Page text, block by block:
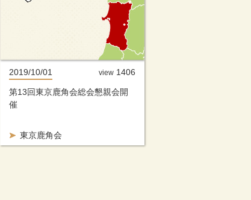
2019/10/01
東京鹿角会
第13回東京鹿角会総会懇親会開
催
view 1406